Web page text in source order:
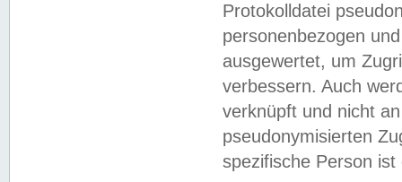
Protokolldatei
personenbezogen
ausgewertet, um
verbessern. Auch
verknüpft und nicht
pseudonymisierten
spezifische Person